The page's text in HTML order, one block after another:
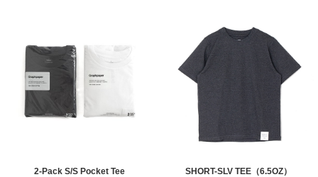
2-Pack S/S Pocket Tee SHORT-SLV TEE（6.5OZ）